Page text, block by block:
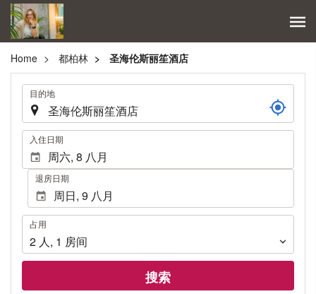
Home 都柏林 圣海伦斯丽笙酒店
. 目的地
. 入住日期
退房日期
占
用
占用
2 人, 1 房间
搜索